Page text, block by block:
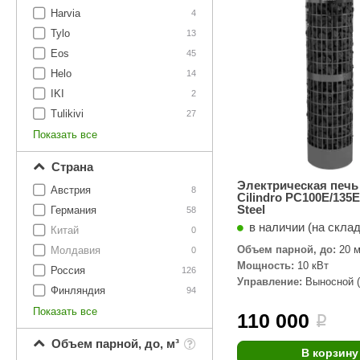
Двери для сауны
Аксессуары
Ароматерапия
Аудио/Акустика
Освещение
Дерево для бани
SPA-Технология Lacoform
Иди в Баню Composit
Spitzner Baneum
Mondex ASTON
Black Banya Баня
IDABIO
TechHolland
IKI Tulikivi
Blumenberg WDT
HygroMatik Schiedel
Kusaterm Craft
Klover Maestro
KERKES
4
Harvia
13
Tylo
45
Eos
14
Helo
2
IKI
27
Tulikivi
Показать все
Страна
8
Австрия
58
Германия
0
Китай
0
Молдавия
126
Россия
94
Финляндия
Показать все
Объем парной, до, м³
Электрическая
Cilindro PC100E/
Steel
в наличии (на
Объем парной, до: 20
Мощность: 10 кВт
Управление: Выносной
110 000 i
В корзину